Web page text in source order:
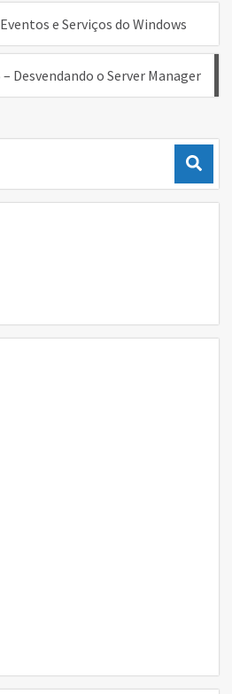
e Serviços do Windows
– Desvendando o Server Manager